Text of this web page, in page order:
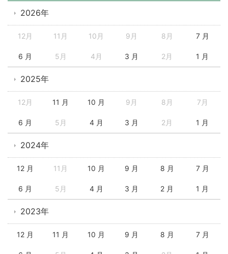
2026年
12月 11月 10月 9月 8月 7 月
6 月 5月 4月 3 月 2月 1 月
2025年
12月 11 月 10 月 9月 8月 7月
6 月 5月 4 月 3 月 2月 1 月
2024年
12 月 11月 10 月 9 月 8 月 7 月
6 月 5月 4 月 3 月 2 月 1 月
2023年
12 月 11 月 10 月 9 月 8 月 7 月